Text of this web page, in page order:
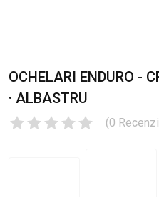
OCHELARI ENDURO -
· ALBASTRU
(0